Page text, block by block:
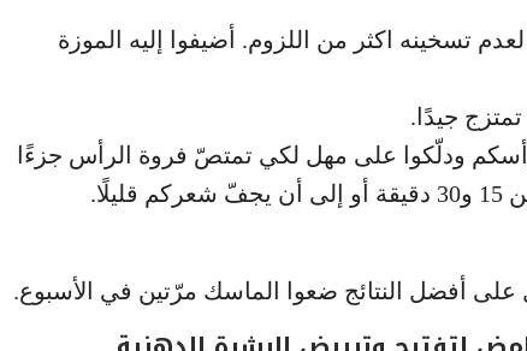
لعدم تسخينه اكثر من اللزوم. أضيفوا إليه الموزة
جيدًا.
ودلّكوا على مهل لكي تمتصّ فروة الرأس جزءًا
أفضل النتائج ضعوا الماسك مرّتين في الأسبوع.